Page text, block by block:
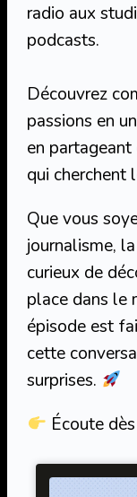
radio aux
podcasts.
Découvrez
passions en
en
qui cherchent
Que vous
journalisme,
curieux de
place dans le
épisode est
cette
surprises.
Écoute